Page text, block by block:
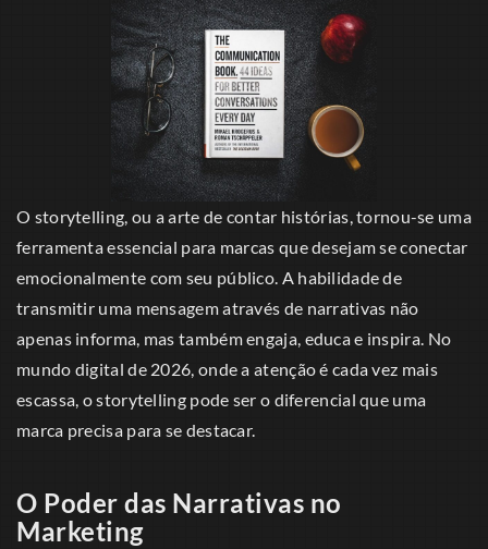
O storytelling, ou a arte de contar histórias, tornou-se uma
ferramenta essencial para marcas que desejam se conectar
emocionalmente com seu público. A habilidade de
transmitir uma mensagem através de narrativas não
apenas informa, mas também engaja, educa e inspira. No
mundo digital de 2026, onde a atenção é cada vez mais
escassa, o storytelling pode ser o diferencial que uma
marca precisa para se destacar.
O Poder das Narrativas no
Marketing